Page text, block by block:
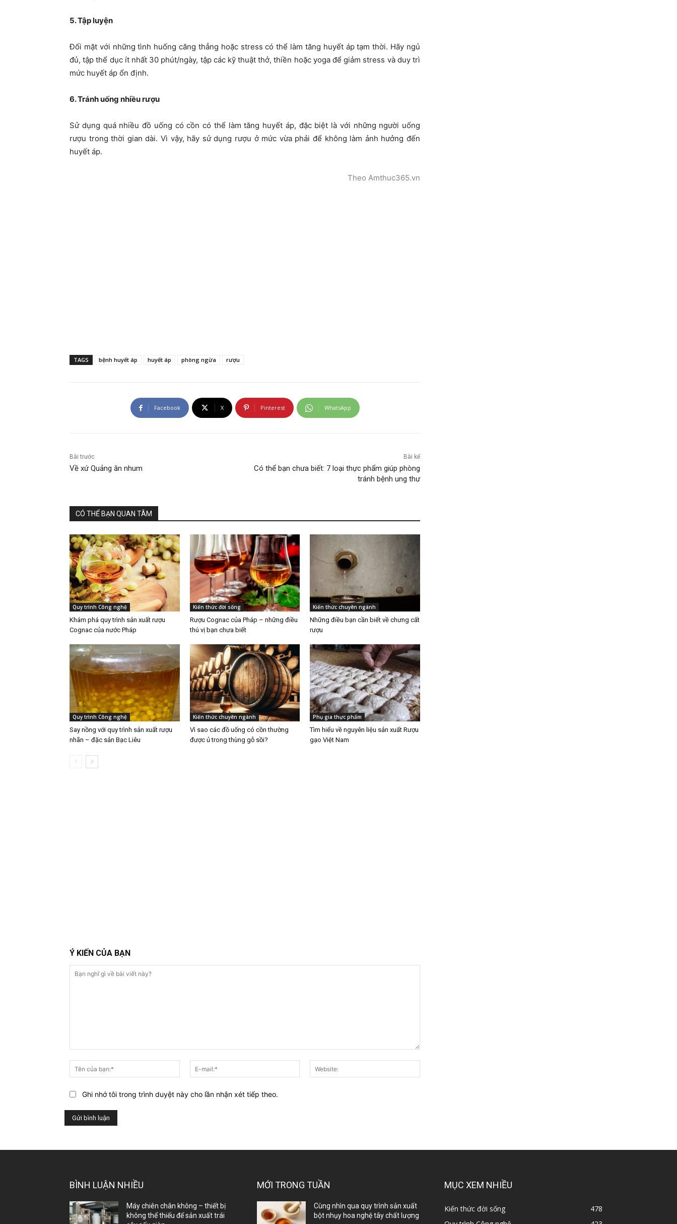
5. Tập luyện
Đối mặt với những tình huống căng thẳng hoặc stress có thể làm tăng huyết áp tạm thời. Hãy ngủ
đủ, tập thể dục ít nhất 30 phút/ngày, tập các kỹ thuật thở, thiền hoặc yoga để giảm stress và duy trì
mức huyết áp ổn định.
6. Tránh uống nhiều rượu
Sử dụng quá nhiều đồ uống có cồn có thể làm tăng huyết áp, đặc biệt là với những người uống
rượu trong thời gian dài. Vì vậy, hãy sử dụng rượu ở mức vừa phải để không làm ảnh hưởng đến
huyết áp.
Theo Amthuc365.vn
TAGS bệnh huyết áp huyết áp phòng ngừa rượu
Facebook X Pinterest WhatsApp
Bài trước
Về xứ Quảng ăn nhum
Bài kế
Có thể bạn chưa biết: 7 loại thực phẩm giúp phòng
tránh bệnh ung thư
CÓ THỂ BẠN QUAN TÂM
Quy trình Công nghệ
Khám phá quy trình sản xuất rượu
Cognac của nước Pháp
Kiến thức đời sống
Rượu Cognac của Pháp – những điều
thú vị bạn chưa biết
Kiến thức chuyên ngành
Những điều bạn cần biết về chưng cất
rượu
Quy trình Công nghệ
Say nồng với quy trình sản xuất rượu
nhãn – đặc sản Bạc Liêu
Kiến thức chuyên ngành
Vì sao các đồ uống có cồn thường
được ủ trong thùng gỗ sồi?
Phụ gia thực phẩm
Tìm hiểu về nguyên liệu sản xuất Rượu
gạo Việt Nam
Ý KIẾN CỦA BẠN
nghĩ
gì
bài
này?
của
mail:*
Ghi nhớ tôi trong trình duyệt này cho lần nhận xét tiếp theo.
BÌNH LUẬN NHIỀU
Máy chiên chân không – thiết bị
không thể thiếu để sản xuất trái
MỚI TRONG TUẦN
Cùng nhìn qua quy trình sản xuất
bột nhụy hoa nghệ tây chất lượng
MỤC XEM NHIỀU
Kiến thức đời sống
478